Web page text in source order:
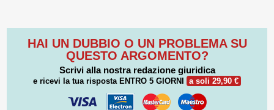
HAI UN DUBBIO O UN PROBLEMA SU
QUESTO ARGOMENTO?
Scrivi alla nostra redazione giuridica
e ricevi la tua risposta ENTRO 5 GIORNI a soli 29,90 €